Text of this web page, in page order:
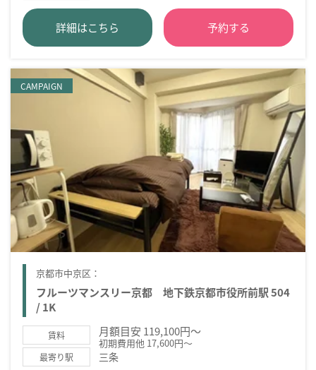
詳細はこちら 予約する
CAMPAIGN
京都市中京区：
フルーツマンスリー京都 地下鉄京都市役所前駅 504
/ 1K
賃料 月額目安 119,100円～
初期費用他 17,600円～
最寄り駅 三条